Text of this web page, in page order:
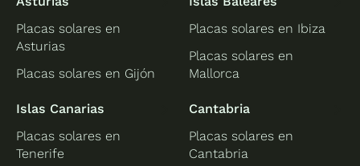
Placas solares en
Asturias
Placas solares en Gijón
Placas solares en Ibiza
Placas solares en
Mallorca
Islas Canarias
Placas solares en
Tenerife
Cantabria
Placas solares en
Cantabria